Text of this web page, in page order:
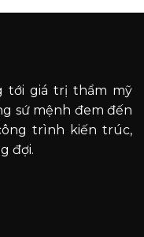
tới giá trị thẩm mỹ
sứ mệnh đem đến
trình kiến trúc,
đợi.